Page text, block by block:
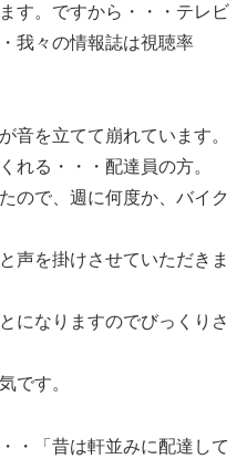
す。ですから・・・テレビ
我々の情報誌は視聴率
音を立てて崩れています。
れる・・・配達員の方。
ので、週に何度か、バイク
声を掛けさせていただきま
になりますのでびっくりさ
です。
・「昔は軒並みに配達して